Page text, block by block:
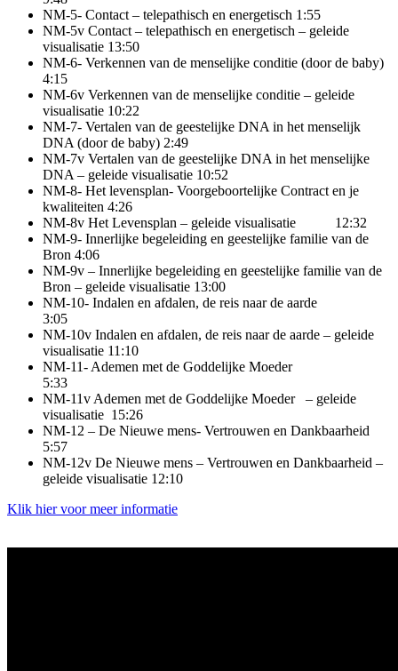
NM-5- Contact – telepathisch en energetisch 1:55
NM-5v Contact – telepathisch en energetisch – geleide
visualisatie 13:50
NM-6- Verkennen van de menselijke conditie (door de baby)
4:15
NM-6v Verkennen van de menselijke conditie – geleide
visualisatie 10:22
NM-7- Vertalen van de geestelijke DNA in het menselijk
DNA (door de baby) 2:49
NM-7v Vertalen van de geestelijke DNA in het menselijke
DNA – geleide visualisatie 10:52
NM-8- Het levensplan- Voorgeboortelijke Contract en je
kwaliteiten 4:26
NM-8v Het Levensplan – geleide visualisatie
12:32
NM-9- Innerlijke begeleiding en geestelijke familie van de
Bron 4:06
NM-9v – Innerlijke begeleiding en geestelijke familie van de
Bron – geleide visualisatie 13:00
NM-10- Indalen en afdalen, de reis naar de aarde
3:05
NM-10v Indalen en afdalen, de reis naar de aarde – geleide
visualisatie 11:10
NM-11- Ademen met de Goddelijke Moeder
5:33
NM-11v Ademen met de Goddelijke Moeder
– geleide
visualisatie 15:26
NM-12 – De Nieuwe mens- Vertrouwen en Dankbaarheid
5:57
NM-12v De Nieuwe mens – Vertrouwen en Dankbaarheid –
geleide visualisatie 12:10
Klik hier voor meer informatie